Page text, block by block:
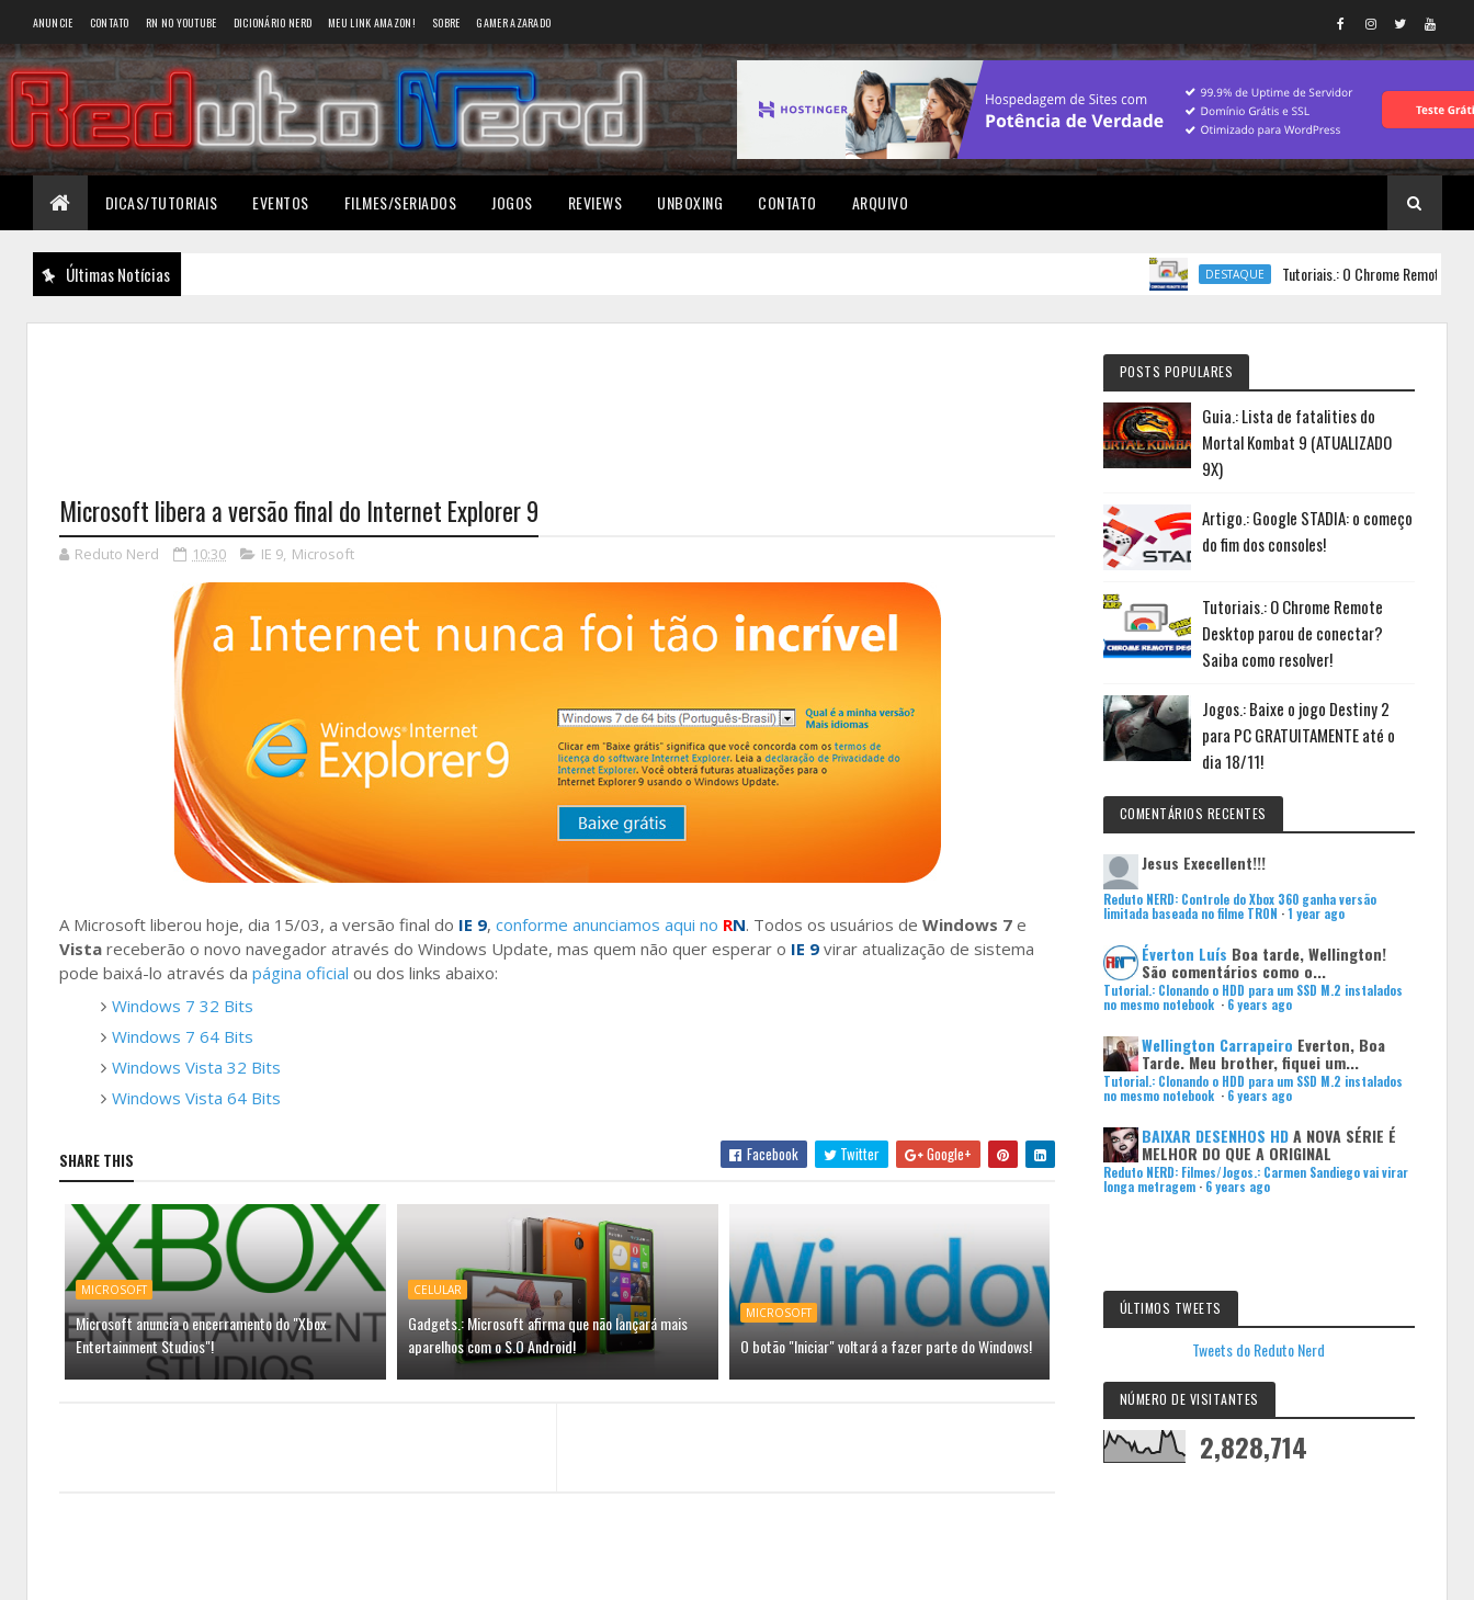
ANUNCIE CONTATO RN NO YOUTUBE DICIONÁRIO NERD MEU LINK AMAZON! SOBRE GAMER AZARADO
DICAS/TUTORIAIS EVENTOS FILMES/SERIADOS JOGOS REVIEWS UNBOXING CONTATO ARQUIVO
Últimas Notícias DESTAQUE Tutoriais.: O Chrome Remote Desktop
Microsoft libera a versão final do Internet Explorer 9
Reduto Nerd 10:30 IE 9, Microsoft
A Microsoft liberou hoje, dia 15/03, a versão final do IE 9, conforme anunciamos aqui no RN. Todos os usuários de Windows 7 e
Vista receberão o novo navegador através do Windows Update, mas quem não quer esperar o IE 9 virar atualização de sistema
pode baixá-lo através da página oficial ou dos links abaixo:
Windows 7 32 Bits
Windows 7 64 Bits
Windows Vista 32 Bits
Windows Vista 64 Bits
SHARE THIS Facebook Twitter Google+
MICROSOFT
Microsoft anuncia o encerramento do "Xbox
Entertainment Studios"!
CELULAR
Gadgets.: Microsoft afirma que não lançará mais
aparelhos com o S.O Android!
MICROSOFT
O botão "Iniciar" voltará a fazer parte do Windows!
POSTS POPULARES
Guia.: Lista de fatalities do
Mortal Kombat 9 (ATUALIZADO
9X)
Artigo.: Google STADIA: o começo
do fim dos consoles!
Tutoriais.: O Chrome Remote
Desktop parou de conectar?
Saiba como resolver!
Jogos.: Baixe o jogo Destiny 2
para PC GRATUITAMENTE até o
dia 18/11!
COMENTÁRIOS RECENTES
Jesus Execellent!!!
Reduto NERD: Controle do Xbox 360 ganha versão
limitada baseada no filme TRON ·1 year ago
Éverton Luís Boa tarde, Wellington!
São comentários como o...
Tutorial.: Clonando o HDD para um SSD M.2 instalados
no mesmo notebook · 6 years ago
Wellington Carrapeiro Everton, Boa
Tarde. Meu brother, fiquei um...
Tutorial.: Clonando o HDD para um SSD M.2 instalados
no mesmo notebook · 6 years ago
BAIXAR DESENHOS HD A NOVA SÉRIE É
MELHOR DO QUE A ORIGINAL
Reduto NERD: Filmes/Jogos.: Carmen Sandiego vai virar
longa metragem· 6 years ago
ÚLTIMOS TWEETS
Tweets do Reduto Nerd
NÚMERO DE VISITANTES
2,828,714